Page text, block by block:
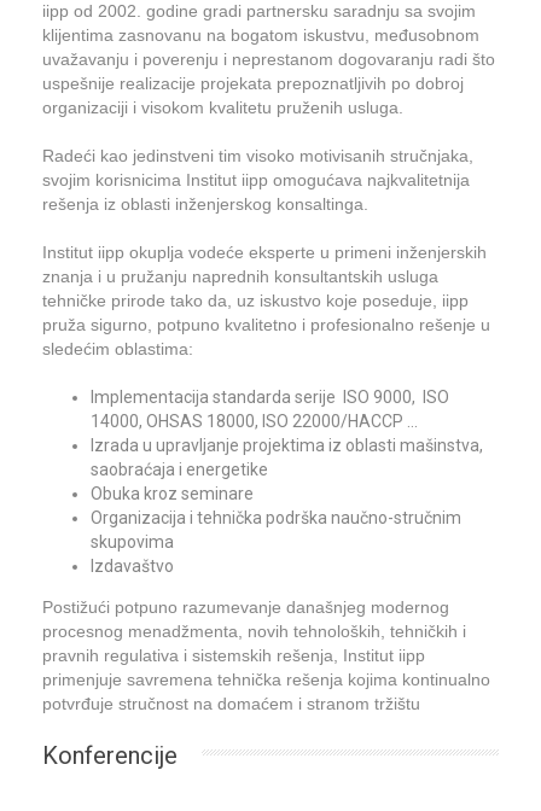
iipp od 2002. godine gradi partnersku saradnju sa svojim
klijentima zasnovanu na bogatom iskustvu, međusobnom
uvažavanju i poverenju i neprestanom dogovaranju radi što
uspešnije realizacije projekata prepoznatljivih po dobroj
organizaciji i visokom kvalitetu pruženih usluga.
Radeći kao jedinstveni tim visoko motivisanih stručnjaka,
svojim korisnicima Institut iipp omogućava najkvalitetnija
rešenja iz oblasti inženjerskog konsaltinga.
Institut iipp okuplja vodeće eksperte u primeni inženjerskih
znanja i u pružanju naprednih konsultantskih usluga
tehničke prirode tako da, uz iskustvo koje poseduje, iipp
pruža sigurno, potpuno kvalitetno i profesionalno rešenje u
sledećim oblastima:
Implementacija standarda serije ISO 9000, ISO
14000, OHSAS 18000, ISO 22000/HACCP ...
Izrada u upravljanje projektima iz oblasti mašinstva,
saobraćaja i energetike
Obuka kroz seminare
Organizacija i tehnička podrška naučno-stručnim
skupovima
Izdavaštvo
Postižući potpuno razumevanje današnjeg modernog
procesnog menadžmenta, novih tehnoloških, tehničkih i
pravnih regulativa i sistemskih rešenja, Institut iipp
primenjuje savremena tehnička rešenja kojima kontinualno
potvrđuje stručnost na domaćem i stranom tržištu
Konferencije